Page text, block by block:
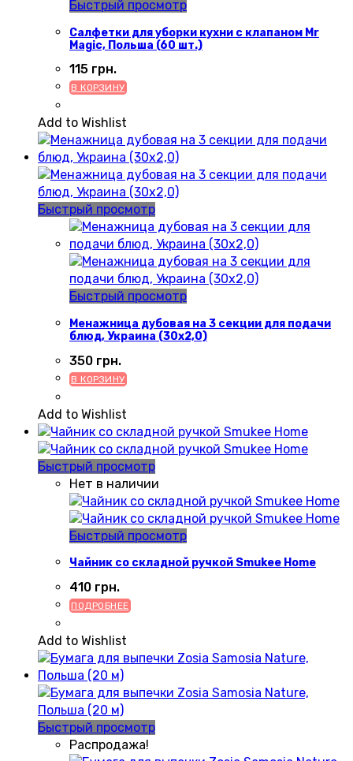
Быстрый просмотр
Салфетки для уборки кухни с клапаном Mr
Magic, Польша (60 шт.)
115 грн.
В КОРЗИНУ
Add to Wishlist
Быстрый просмотр
Быстрый просмотр
Менажница дубовая на 3 секции для подачи
блюд, Украина (30х2,0)
350 грн.
В КОРЗИНУ
Add to Wishlist
Быстрый просмотр
Нет в наличии
Быстрый просмотр
Чайник со складной ручкой Smukee Home
410 грн.
ПОДРОБНЕЕ
Add to Wishlist
Быстрый просмотр
Распродажа!